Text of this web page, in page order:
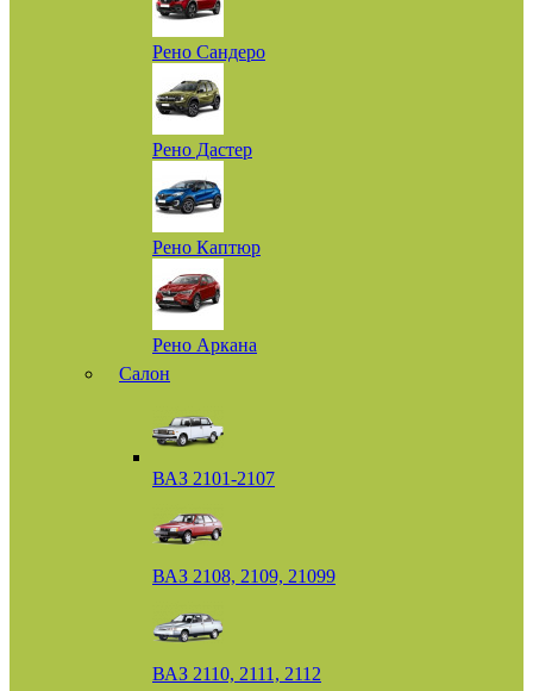
Рено Сандеро
Рено Дастер
Рено Каптюр
Рено Аркана
Салон
ВАЗ 2101-2107
ВАЗ 2108, 2109, 21099
ВАЗ 2110, 2111, 2112